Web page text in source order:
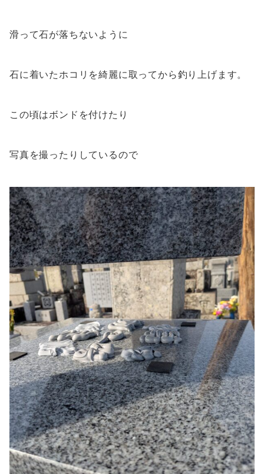
滑って石が落ちないように
石に着いたホコリを綺麗に取ってから釣り上げます。
この頃はボンドを付けたり
写真を撮ったりしているので